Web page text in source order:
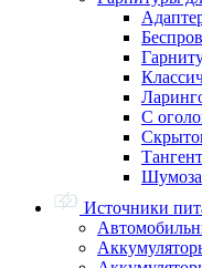
С
Источники